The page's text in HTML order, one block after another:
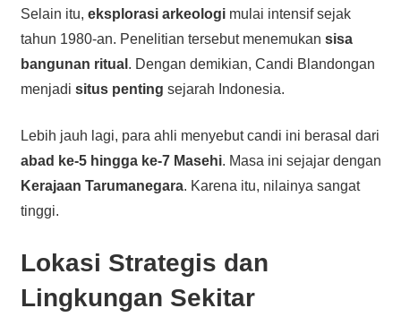
Selain itu, eksplorasi arkeologimulai intensif sejak
tahun 1980-an. Penelitian tersebut menemukan sisa
bangunan ritual . Dengan demikian, Candi Blandongan
menjadi situs penting sejarah Indonesia.
Lebih jauh lagi, para ahli menyebut candi ini berasal dari
abad ke-5 hingga ke-7 Masehi. Masa ini sejajar dengan
Kerajaan Tarumanegara. Karena itu, nilainya sangat
tinggi.
Lokasi Strategis dan
Lingkungan Sekitar